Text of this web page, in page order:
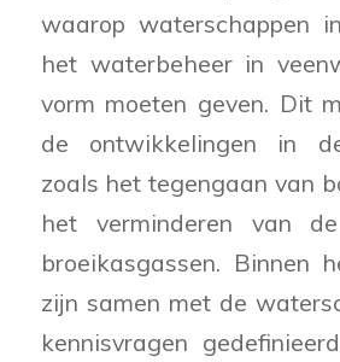
waarop waterschappen
het waterbeheer in
vorm moeten geven. Dit
de ontwikkelingen in
zoals het tegengaan van
het verminderen van
broeikasgassen. Binnen
zijn samen met de
kennisvragen